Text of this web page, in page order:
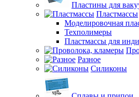
Пластины для
Пластмассы
Моделировочная
Техполимеры
Пластмассы для
Разное
Силиконы